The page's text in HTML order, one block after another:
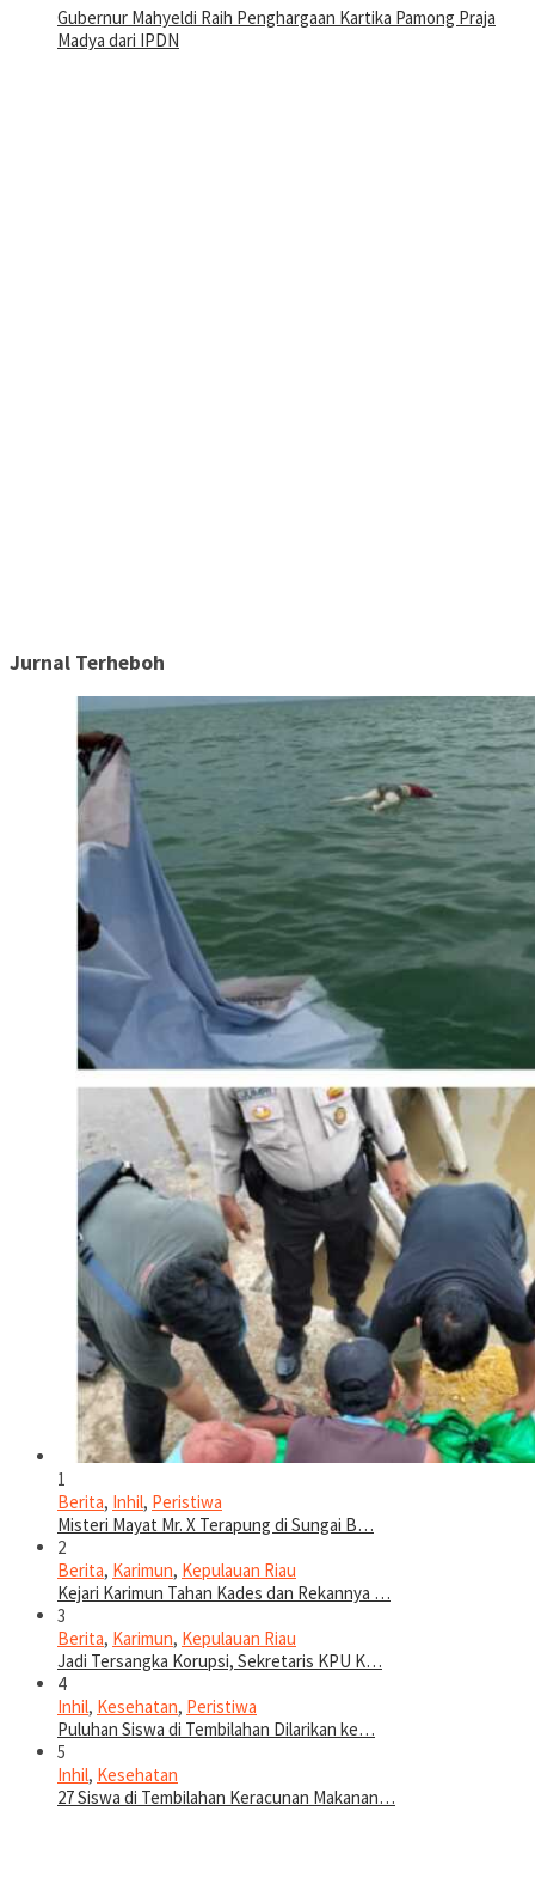
Gubernur Mahyeldi Raih Penghargaan Kartika Pamong Praja
Madya dari IPDN
Jurnal Terheboh
1
Berita, Inhil, Peristiwa
Misteri Mayat Mr. X Terapung di Sungai B…
2
Berita, Karimun, Kepulauan Riau
Kejari Karimun Tahan Kades dan Rekannya …
3
Berita, Karimun, Kepulauan Riau
Jadi Tersangka Korupsi, Sekretaris KPU K…
4
Inhil, Kesehatan, Peristiwa
Puluhan Siswa di Tembilahan Dilarikan ke…
5
Inhil, Kesehatan
27 Siswa di Tembilahan Keracunan Makanan…